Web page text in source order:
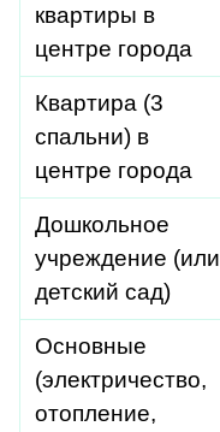
квартиры в
центре города
Квартира (3
спальни) в
центре города
Дошкольное
учреждение (или
детский сад)
Основные
(электричество,
отопление,